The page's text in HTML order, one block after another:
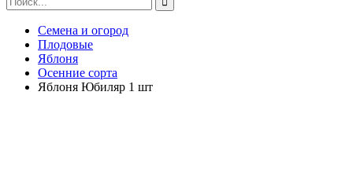
Семена и огород
Плодовые
Яблоня
Осенние сорта
Яблоня Юбиляр 1 шт